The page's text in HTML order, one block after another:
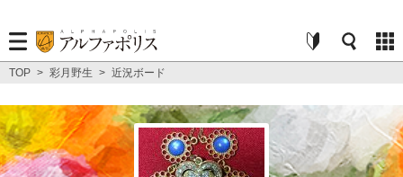
TOP > 彩月野生 > 近況ボード